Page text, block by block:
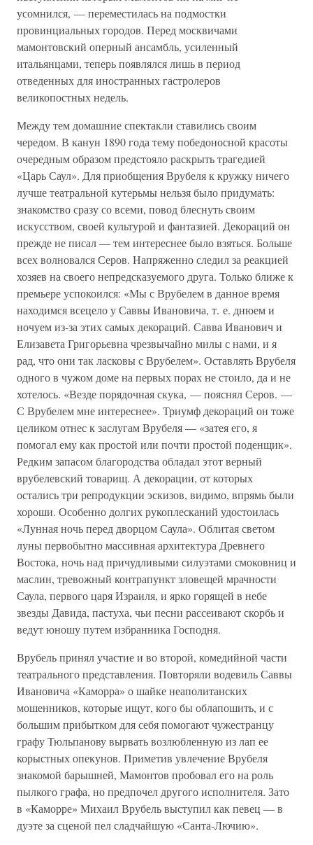
усомнился, — переместилась на подмостки
провинциальных городов. Перед москвичами
мамонтовский оперный ансамбль, усиленный
итальянцами, теперь появлялся лишь в период
отведенных для иностранных гастролеров
великопостных недель.
Между тем домашние спектакли ставились своим
чередом. В канун 1890 года тему победоносной красоты
очередным образом предстояло раскрыть трагедией
«Царь Саул». Для приобщения Врубеля к кружку ничего
лучше театральной кутерьмы нельзя было придумать:
знакомство сразу со всеми, повод блеснуть своим
искусством, своей культурой и фантазией. Декораций он
прежде не писал — тем интереснее было взяться. Больше
всех волновался Серов. Напряженно следил за реакцией
хозяев на своего непредсказуемого друга. Только ближе к
премьере успокоился: «Мы с Врубелем в данное время
находимся всецело у Саввы Ивановича, т. е. днюем и
ночуем из-за этих самых декораций. Савва Иванович и
Елизавета Григорьевна чрезвычайно милы с нами, и я
рад, что они так ласковы с Врубелем». Оставлять Врубеля
одного в чужом доме на первых порах не стоило, да и не
хотелось. «Везде порядочная скука, — пояснял Серов. —
С Врубелем мне интереснее». Триумф декораций он тоже
целиком отнес к заслугам Врубеля — «затея его, я
помогал ему как простой или почти простой поденщик».
Редким запасом благородства обладал этот верный
врубелевский товарищ. А декорации, от которых
остались три репродукции эскизов, видимо, впрямь были
хороши. Особенно долгих рукоплесканий удостоилась
«Лунная ночь перед дворцом Саула». Облитая светом
луны первобытно массивная архитектура Древнего
Востока, ночь над причудливыми силуэтами смоковниц и
маслин, тревожный контрапункт зловещей мрачности
Саула, первого царя Израиля, и ярко горящей в небе
звезды Давида, пастуха, чьи песни рассеивают скорбь и
ведут юношу путем избранника Господня.
Врубель принял участие и во второй, комедийной части
театрального представления. Повторяли водевиль Саввы
Ивановича «Каморра» о шайке неаполитанских
мошенников, которые ищут, кого бы облапошить, и с
большим прибытком для себя помогают чужестранцу
графу Тюльпанову вырвать возлюбленную из лап ее
корыстных опекунов. Приметив увлечение Врубеля
знакомой барышней, Мамонтов пробовал его на роль
пылкого графа, но предпочел другого исполнителя. Зато
в «Каморре» Михаил Врубель выступил как певец — в
дуэте за сценой пел сладчайшую «Санта-Лючию».